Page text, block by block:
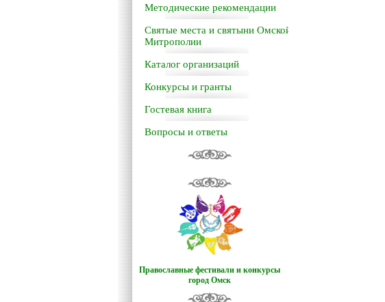
Методические рекомендации
Святые места и святыни Омской
Митрополии
Каталог организаций
Конкурсы и гранты
Гостевая книга
Вопросы и ответы
Православные фестивали и конкурсы
город Омск